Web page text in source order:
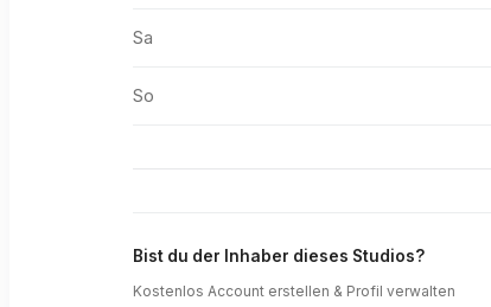
Sa
So
Bist du der Inhaber dieses Studios?
Kostenlos Account erstellen & Profil verwalten